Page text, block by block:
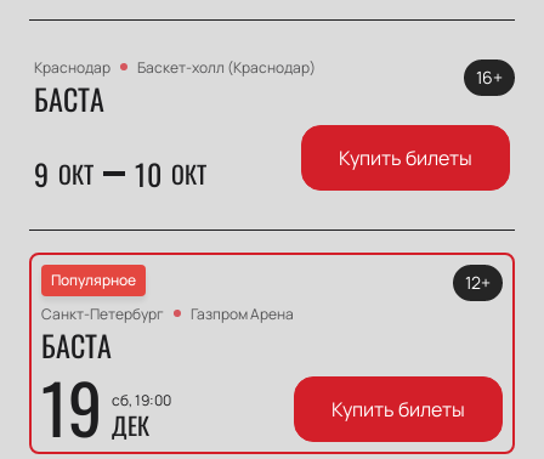
Краснодар Баскет-холл (Краснодар)
БАСТА
9 ОКТ 10 ОКТ
16+
Купить билеты
Популярное
Санкт-Петербург
Газпром Арена
БАСТА
19 сб, 19:00
ДЕК
12+
Купить билеты